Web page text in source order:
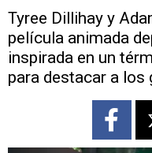
Tyree Dillihay y
película animada
inspirada en un
para destacar a los